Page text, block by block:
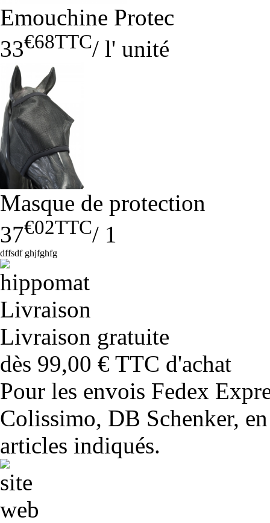
Emouchine Protec
33€68TTC/ l' unité
Masque de protection
37€02TTC/ 1
dffsdf ghjfghfg
Livraison gratuite
dès 99,00 € TTC d'achat
Pour les envois Fedex
Colissimo, DB Schenker,
articles indiqués.